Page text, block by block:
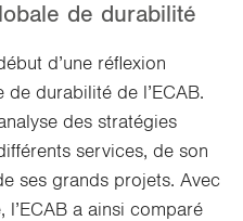
de durabilité
d’une réflexion
durabilité de l’ECAB.
des stratégies
services, de son
ses grands projets. Avec
l’ECAB a ainsi comparé